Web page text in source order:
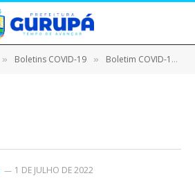
» Boletins COVID-19 » Boletim COVID-19 (29/04/2020)
1 DE JULHO DE 2022